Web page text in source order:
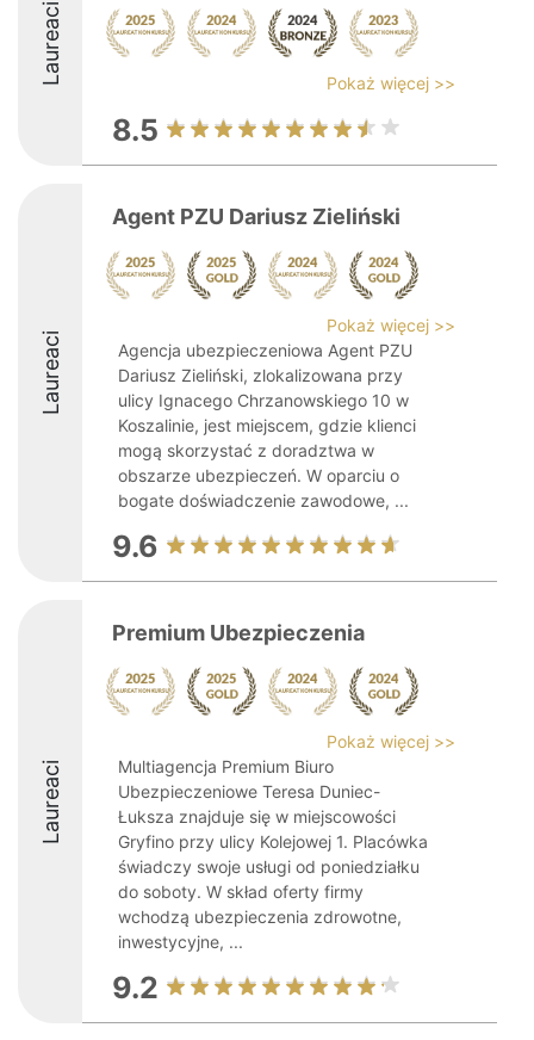
Laureaci Pokaż więcej >>
8.5
Laureaci
Agent PZU Dariusz Zieliński
Pokaż więcej >>
Agencja ubezpieczeniowa Agent PZU
Dariusz Zieliński, zlokalizowana przy
ulicy Ignacego Chrzanowskiego 10 w
Koszalinie, jest miejscem, gdzie klienci
mogą skorzystać z doradztwa w
obszarze ubezpieczeń. W oparciu o
bogate doświadczenie zawodowe, ...
9.6
Laureaci
Premium Ubezpieczenia
Pokaż więcej >>
Multiagencja Premium Biuro
Ubezpieczeniowe Teresa Duniec-
Łuksza znajduje się w miejscowości
Gryfino przy ulicy Kolejowej 1. Placówka
świadczy swoje usługi od poniedziałku
do soboty. W skład oferty firmy
wchodzą ubezpieczenia zdrowotne,
inwestycyjne, ...
9.2